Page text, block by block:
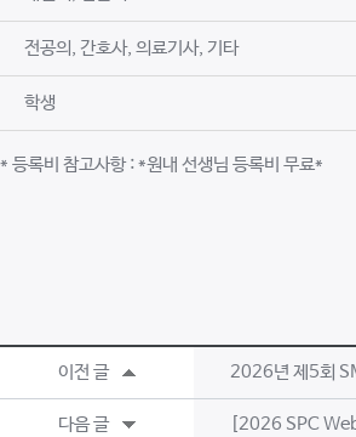
전공의, 간호사, 의료기사, 기타
학생
* 등록비 참고사항 : *원내 선생님 등록비 무료*
이전 글 2026년 제5회
다음 글 [2026 SPC